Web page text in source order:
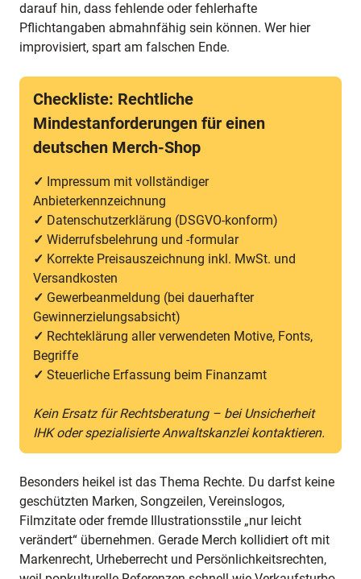
darauf hin, dass fehlende oder fehlerhafte
Pflichtangaben abmahnfähig sein können. Wer hier
improvisiert, spart am falschen Ende.
Checkliste: Rechtliche
Mindestanforderungen für einen
deutschen Merch-Shop
✓ Impressum mit vollständiger
Anbieterkennzeichnung
✓ Datenschutzerklärung (DSGVO-konform)
✓ Widerrufsbelehrung und -formular
✓ Korrekte Preisauszeichnung inkl. MwSt. und
Versandkosten
✓ Gewerbeanmeldung (bei dauerhafter
Gewinnerzielungsabsicht)
✓ Rechteklärung aller verwendeten Motive, Fonts,
Begriffe
✓ Steuerliche Erfassung beim Finanzamt
Kein Ersatz für Rechtsberatung – bei Unsicherheit
IHK oder spezialisierte Anwaltskanzlei kontaktieren.
Besonders heikel ist das Thema Rechte. Du darfst keine
geschützten Marken, Songzeilen, Vereinslogos,
Filmzitate oder fremde Illustrationsstile „nur leicht
verändert“ übernehmen. Gerade Merch kollidiert oft mit
Markenrecht, Urheberrecht und Persönlichkeitsrechten,